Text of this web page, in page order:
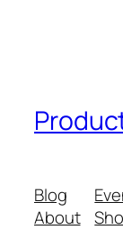
Blog
About